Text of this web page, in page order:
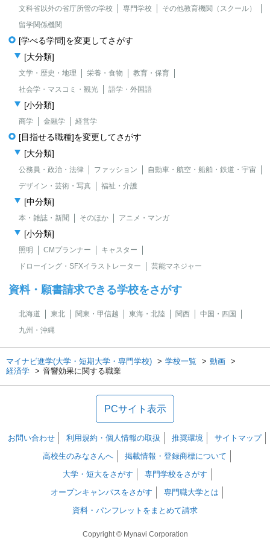
文科省以外の省庁所管の学校
専門学校
その他教育機関（スクール）
留学関係機関
[学べる学問]を変更してさがす
[大分類]
文学・歴史・地理 栄養・食物
教育・保育
社会学・マスコミ・観光
語学・外国語
[小分類]
商学 金融学 経営学
[目指せる職種]を変更してさがす
[大分類]
公務員・政治・法律 ファッション
自動車・航空・船舶・鉄道・宇宙
デザイン・芸術・写真
福祉・介護
[中分類]
本・雑誌・新聞 そのほか アニメ・マンガ
[小分類]
照明 CMプランナー
キャスター
ドローイング・SFXイラストレーター
芸能マネジャー
資料・願書請求できる学校をさがす
北海道 東北 関東・甲信越 東海・北陸 関西
中国・四国
九州・沖縄
マイナビ進学(大学・短期大学・専門学校) 学校一覧
動画
経済学
音響効果に関する職業
PCサイト表示
お問い合わせ 利用規約・個人情報の取扱 推奨環境
サイトマップ
高校生のみなさんへ
掲載情報・登録商標について
大学・短大をさがす
専門学校をさがす
オープンキャンパスをさがす
専門職大学とは
資料・パンフレットをまとめて請求
Copyright © Mynavi Corporation